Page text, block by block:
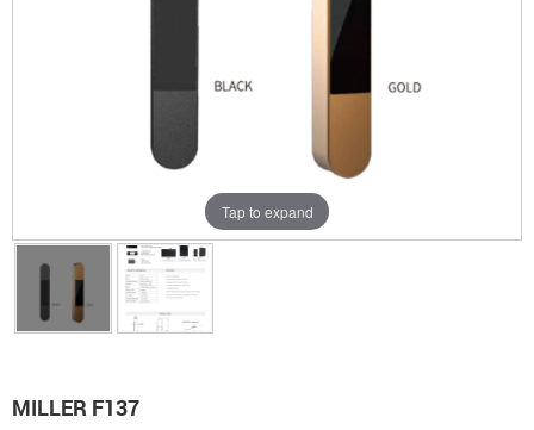
Tap to expand
MILLER F137